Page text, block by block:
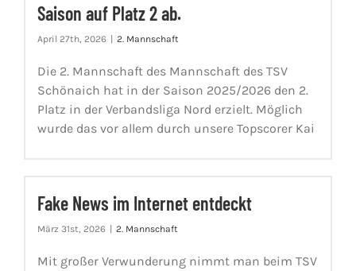
Saison auf Platz 2 ab.
April 27th, 2026 | 2. Mannschaft
Die 2. Mannschaft des Mannschaft des TSV
Schönaich hat in der Saison 2025/2026 den 2.
Platz in der Verbandsliga Nord erzielt. Möglich
wurde das vor allem durch unsere Topscorer Kai
Fake News im Internet entdeckt
März 31st, 2026 | 2. Mannschaft
Mit großer Verwunderung nimmt man beim TSV